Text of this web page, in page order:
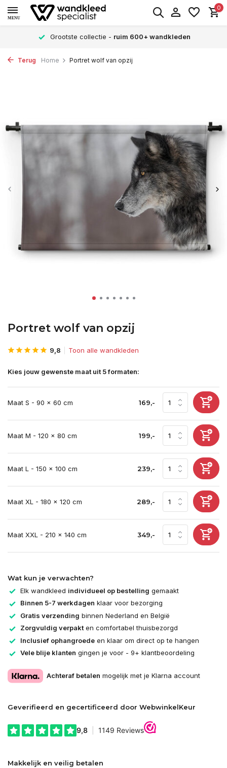
MENU
0
Grootste collectie - ruim 600+ wandkleden
Terug Home Portret wolf van opzij
Portret wolf van opzij
9,8 Toon alle wandkleden
Kies jouw gewenste maat uit 5 formaten:
Maat S - 90 x 60 cm 169,-
Maat M - 120 x 80 cm 199,-
Maat L - 150 x 100 cm 239,-
Maat XL - 180 x 120 cm 289,-
Maat XXL - 210 x 140 cm 349,-
Wat kun je verwachten?
Elk wandkleed individueel op bestelling gemaakt
Binnen 5-7 werkdagen klaar voor bezorging
Gratis verzending binnen Nederland en België
Zorgvuldig verpakten comfortabel thuisbezorgd
Inclusief ophangroede en klaar om direct op te hangen
Vele blije klanten gingen je voor - 9+ klantbeoordeling
Achteraf betalen mogelijk met je Klarna account
Geverifieerd en gecertificeerd door WebwinkelKeur
Makkelijk en veilig betalen